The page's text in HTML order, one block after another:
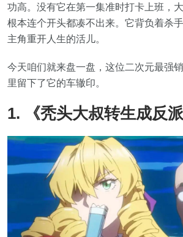
功高。没有它在第一集准时打卡上班，
根本连个开头都凑不出来。它背负着杀
主角重开人生的活儿。
今天咱们就来盘一盘，这位二次元最强
里留下了它的车辙印。
1. 《秃头大叔转生成反派